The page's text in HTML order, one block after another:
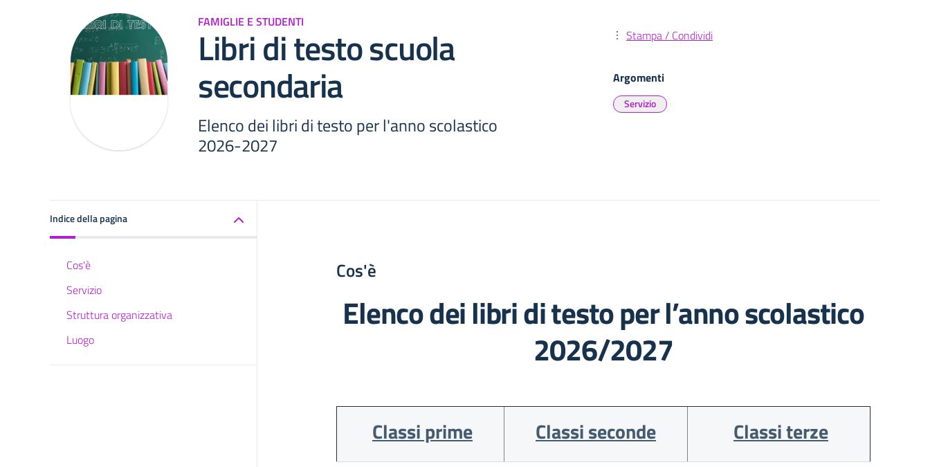
FAMIGLIE E STUDENTI
Libri di testo scuola
secondaria
Elenco dei libri di testo per l'anno scolastico
2026-2027
Stampa / Condividi
Argomenti
Servizio
Indice della pagina
Cos'è
Servizio
Struttura organizzativa
Luogo
Cos'è
Elenco dei libri di testo per l’anno scolastico
2026/2027
Classi prime Classi seconde Classi terze